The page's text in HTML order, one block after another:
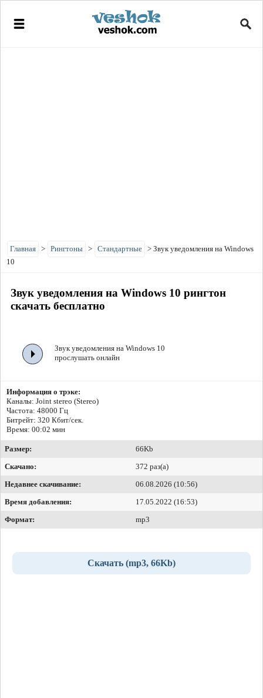
Главная > Рингтоны > Стандартные > Звук уведомления на Windows
10
Звук уведомления на Windows 10 рингтон
скачать бесплатно
Звук уведомления на Windows 10
прослушать онлайн
Информация о трэке:
Каналы: Joint stereo (Stereo)
Частота: 48000 Гц
Битрейт: 320 Кбит/сек.
Время: 00:02 мин
Размер:
66Kb
Скачано:
372 раз(а)
Недавнее скачивание:
06.08.2026 (10:56)
Время добавления:
17.05.2022 (16:53)
Формат:
mp3
Скачать (mp3, 66Kb)